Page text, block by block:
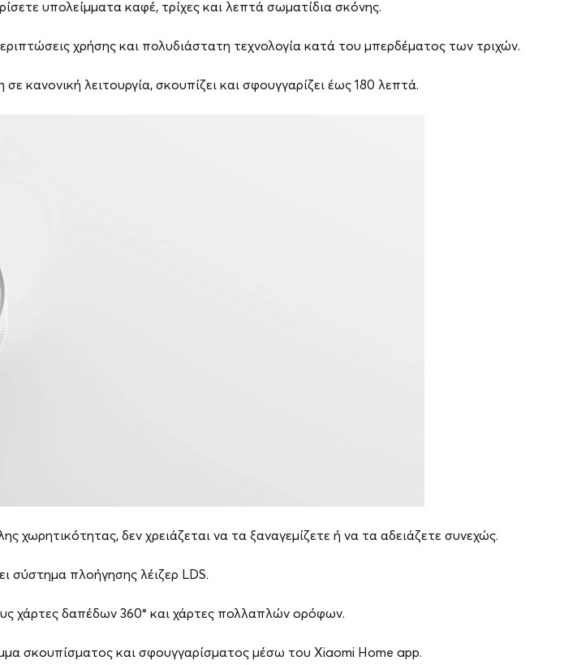
υπολείμματα καφέ, τρίχες και λεπτά σωματίδια σκόνης.
χρήσης και πολυδιάστατη τεχνολογία κατά του μπερδέματος των τριχών.
κανονική λειτουργία, σκουπίζει και σφουγγαρίζει έως 180 λεπτά.
χωρητικότητας, δεν χρειάζεται να τα ξαναγεμίζετε ή να τα αδειάζετε συνεχώς.
σύστημα πλοήγησης λέιζερ LDS.
χάρτες δαπέδων 360° και χάρτες πολλαπλών ορόφων.
σκουπίσματος και σφουγγαρίσματος μέσω του Xiaomi Home app.